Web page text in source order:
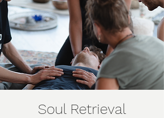
Soul Retrieval